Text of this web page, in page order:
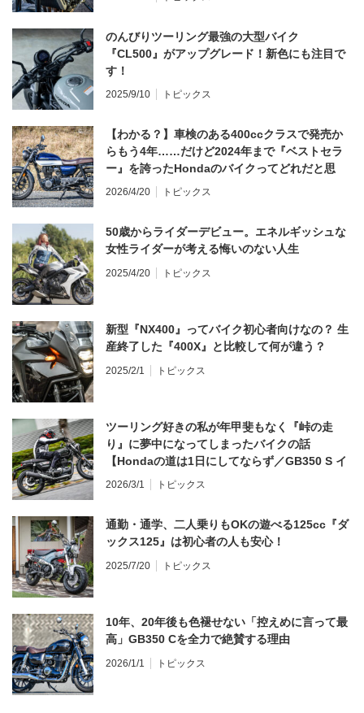
のんびりツーリング最強の大型バイク
『CL500』がアップグレード！新色にも注目で
す！
2025/9/10 トピックス
【わかる？】車検のある400ccクラスで発売か
らもう4年……だけど2024年まで『ベストセラ
ー』を誇ったHondaのバイクってどれだと思
う？
2026/4/20 トピックス
50歳からライダーデビュー。エネルギッシュな
女性ライダーが考える悔いのない人生
2025/4/20 トピックス
新型『NX400』ってバイク初心者向けなの？ 生
産終了した『400X』と比較して何が違う？
2025/2/1 トピックス
ツーリング好きの私が年甲斐もなく『峠の走
り』に夢中になってしまったバイクの話
【Hondaの道は1日にしてならず／GB350 S イ
ンプレ・レビュー 前編】
2026/3/1 トピックス
通勤・通学、二人乗りもOKの遊べる125cc『ダ
ックス125』は初心者の人も安心！
2025/7/20 トピックス
10年、20年後も色褪せない「控えめに言って最
高」GB350 Cを全力で絶賛する理由
2026/1/1 トピックス